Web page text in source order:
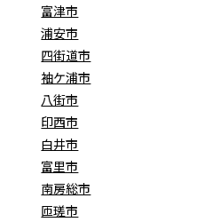
富津市
浦安市
四街道市
袖ケ浦市
八街市
印西市
白井市
富里市
南房総市
匝瑳市